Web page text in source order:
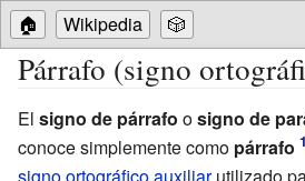
🏠 Wikipedia 🎲
Párrafo (signo
El signo de párrafo osigno de
conoce simplemente como párrafo
signo ortográficoauxiliarutilizado